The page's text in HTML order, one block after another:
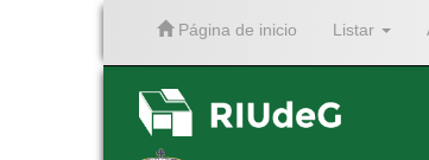
Página de inicio Listar